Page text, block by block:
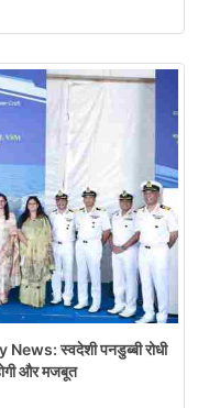
स्वदेशी पनडुब्बी रोधी
और मजबूत